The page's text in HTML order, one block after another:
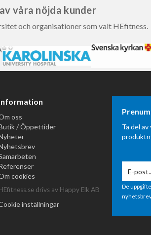
våra nöjda kunder
och organisationer som valt HEfitness.
oss
/ Öppettider
cookies
drivs av Happy Elk AB
inställningar
Ta del
De